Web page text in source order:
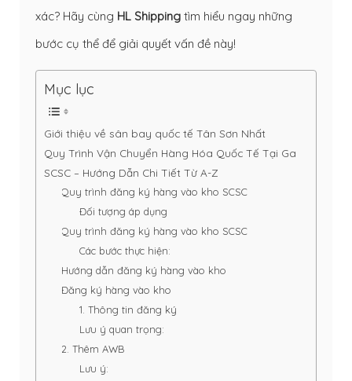
xác? Hãy cùng HL Shipping tìm hiểu ngay những
bước cụ thể để giải quyết vấn đề này!
Mục lục
Giới thiệu về sân bay quốc tế Tân Sơn Nhất
Quy Trình Vận Chuyển Hàng Hóa Quốc Tế Tại Ga
SCSC – Hướng Dẫn Chi Tiết Từ A-Z
Quy trình đăng ký hàng vào kho SCSC
Đối tượng áp dụng
Quy trình đăng ký hàng vào kho SCSC
Các bước thực hiện:
Hướng dẫn đăng ký hàng vào kho
Đăng ký hàng vào kho
1. Thông tin đăng ký
Lưu ý quan trọng:
2. Thêm AWB
Lưu ý: